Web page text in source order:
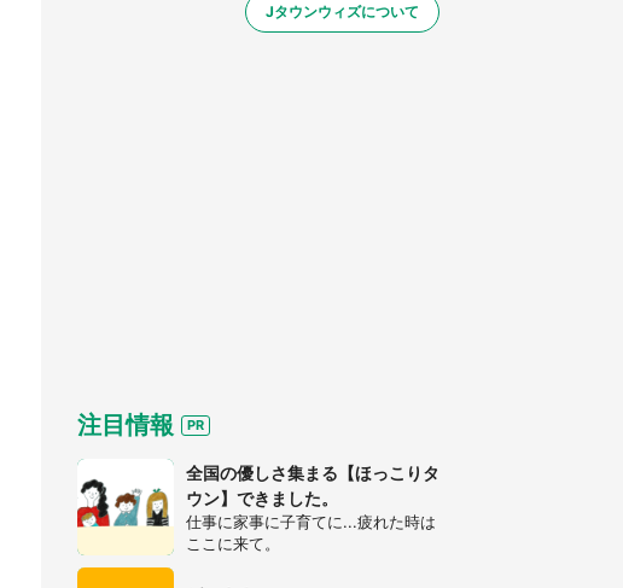
Jタウンウィズについて
注目情報
全国の優しさ集まる【ほっこりタ
ウン】できました。
仕事に家事に子育てに...疲れた時は
ここに来て。